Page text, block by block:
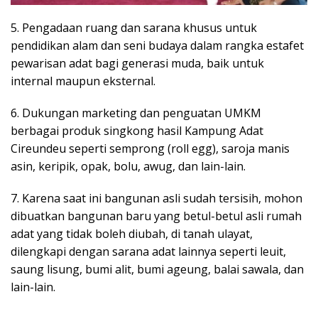
5. Pengadaan ruang dan sarana khusus untuk
pendidikan alam dan seni budaya dalam rangka estafet
pewarisan adat bagi generasi muda, baik untuk
internal maupun eksternal.
6. Dukungan marketing dan penguatan UMKM
berbagai produk singkong hasil Kampung Adat
Cireundeu seperti semprong (roll egg), saroja manis
asin, keripik, opak, bolu, awug, dan lain-lain.
7. Karena saat ini bangunan asli sudah tersisih, mohon
dibuatkan bangunan baru yang betul-betul asli rumah
adat yang tidak boleh diubah, di tanah ulayat,
dilengkapi dengan sarana adat lainnya seperti leuit,
saung lisung, bumi alit, bumi ageung, balai sawala, dan
lain-lain.